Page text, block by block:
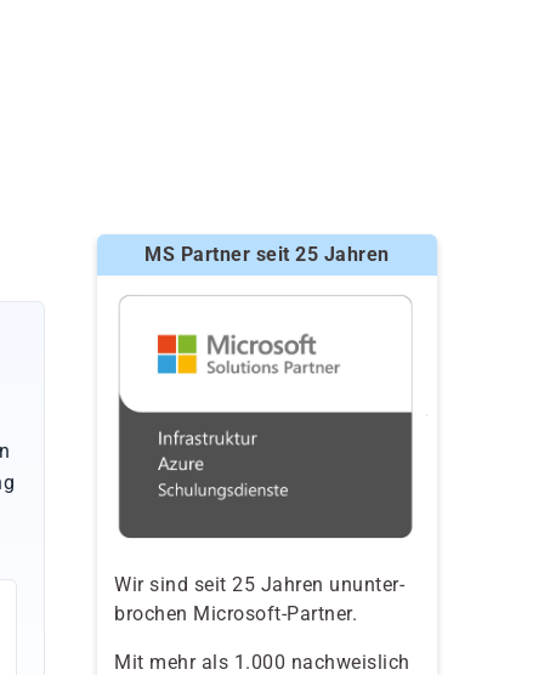
MS Partner seit 25 Jahren
Wir sind seit 25 Jahren ununter-
brochen Microsoft-Partner.
Mit mehr als 1.000 nachweislich